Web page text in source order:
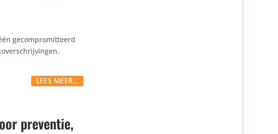
gecom­pro­mit­teerd
LEES MEER…
preventie,